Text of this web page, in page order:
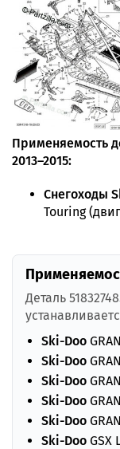
Применяемость
2013–2015:
Снегоходы
Touring
Деталь
Ski-Doo
Ski-Doo
Ski-Doo
Ski-Doo
Ski-Doo
Ski-Doo GSX